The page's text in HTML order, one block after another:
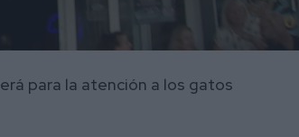
para la atención a los gatos